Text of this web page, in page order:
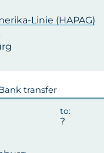
Linie (HAPAG)
transfer